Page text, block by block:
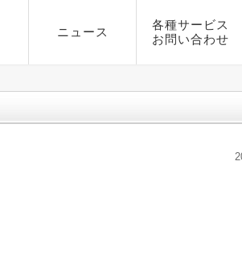
ニュース
各種サービス
お問い合わせ